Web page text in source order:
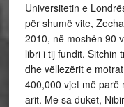
Universitetin e
për shumë vite,
2010, në moshën 90
libri i tij fundit. Sitchin
dhe vëllezërit e
400,000 vjet më parë
arit. Me sa duket,